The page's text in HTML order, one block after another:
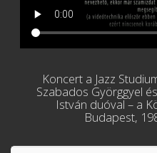
Koncert a Jazz
Szabados Györggyel
István duóval – a
Budapest,